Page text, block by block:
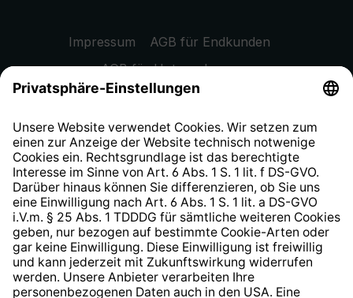
Impressum
AGB für Endkunden
AGB für Unternehmen
Datenschutzhinweis
Widerrufsrecht
Hinweisgeberschutzsystem
Barrierefreiheit